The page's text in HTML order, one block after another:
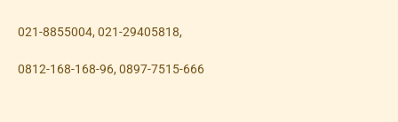
021-8855004, 021-29405818,
0812-168-168-96, 0897-7515-666